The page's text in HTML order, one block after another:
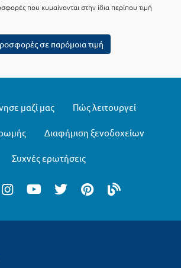
που κυμαίνονται στην ίδια περίπου τιμή
σε παρόμοια τιμή
μαζί μας Πώς λειτουργεί
Διαφήμιση ξενοδοχείων
Συχνές ερωτήσεις